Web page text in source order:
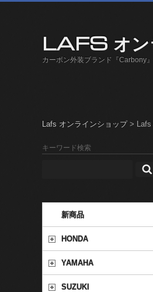
LAFS オン
カーボン外装ブランド『Carbony
Lafs オンラインショップ>
キーワード検索
新商品
HONDA
YAMAHA
SUZUKI